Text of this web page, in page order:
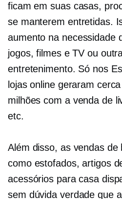
ficam em suas casas,
se manterem entretidas.
aumento na necessidade
jogos, filmes e TV ou
entretenimento. Só nos
lojas online geraram
milhões com a venda de
etc.
Além disso, as vendas de
como estofados, artigos
acessórios para casa
sem dúvida verdade que